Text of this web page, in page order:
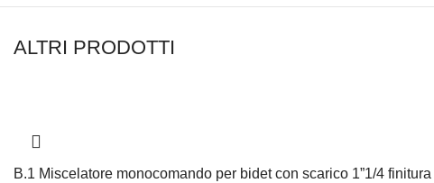
ALTRI PRODOTTI
B.1 Miscelatore monocomando per bidet con scarico 1”1/4